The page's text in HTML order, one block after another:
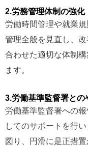
2.労務管理体制の強化
労働時間管理や就業
管理全般を見直し、
合わせた適切な体制
ます。
3.労働基準監督署との
労働基準監督署への
してのサポートを行
図り、円滑に是正措